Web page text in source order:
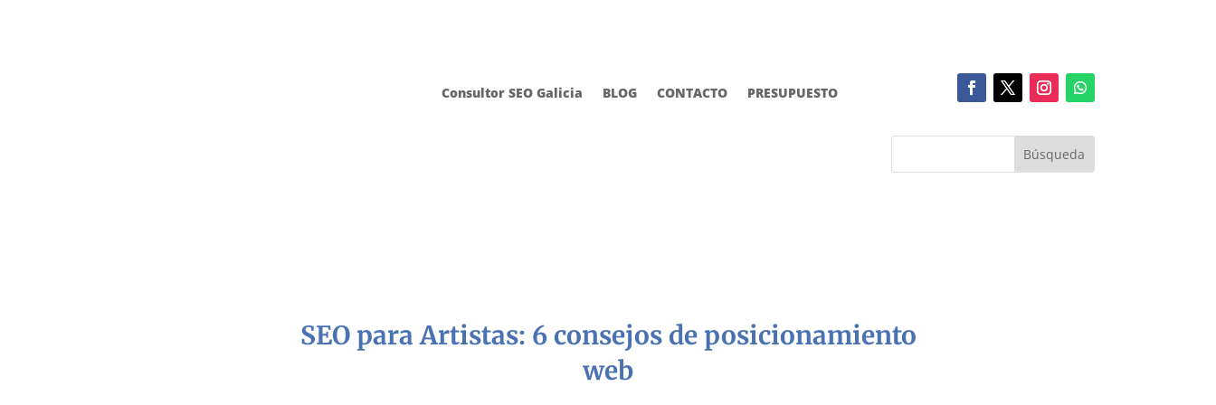
Consultor SEO Galicia BLOG CONTACTO PRESUPUESTO
SEO para Artistas: 6 consejos de posicionamiento
web